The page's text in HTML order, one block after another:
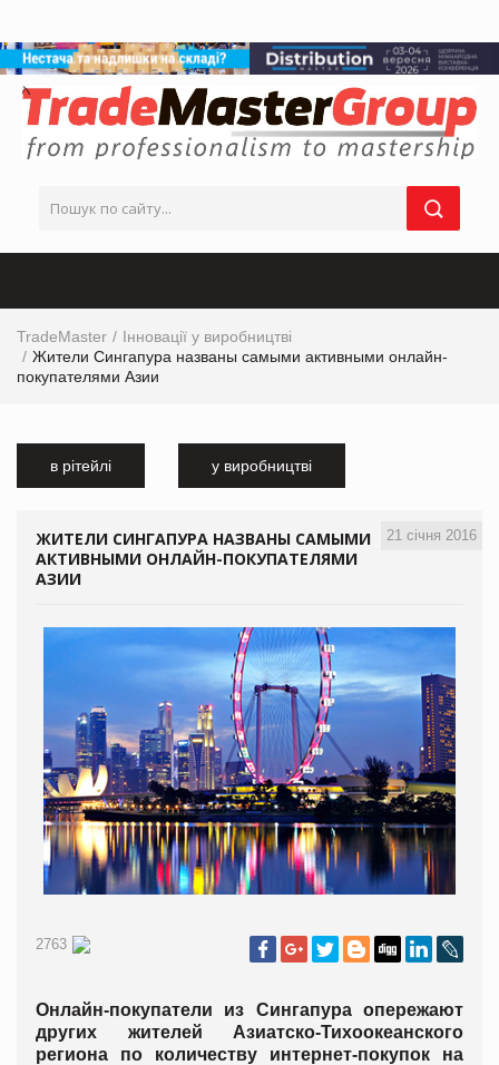
TradeMaster
Інновації у виробництві
Жители Сингапура названы самыми активными онлайн-
покупателями Азии
в рітейлі у виробництві
21 січня 2016
ЖИТЕЛИ СИНГАПУРА НАЗВАНЫ САМЫМИ
АКТИВНЫМИ ОНЛАЙН-ПОКУПАТЕЛЯМИ
АЗИИ
2763
Онлайн-покупатели из Сингапура опережают
других жителей Азиатско-Тихоокеанского
региона по количеству интернет-покупок на